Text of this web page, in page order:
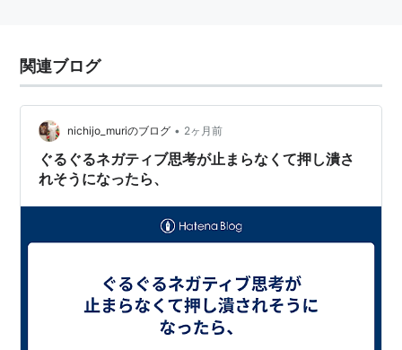
関連ブログ
nichijo_muriのブログ • 2ヶ月前
ぐるぐるネガティブ思考が止まらなくて押し潰さ
れそうになったら、